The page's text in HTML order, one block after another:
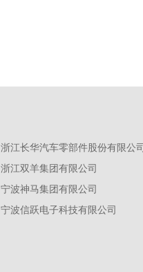
浙江长华汽车零部件股份有限公
浙江双羊集团有限公司
宁波神马集团有限公司
宁波信跃电子科技有限公司